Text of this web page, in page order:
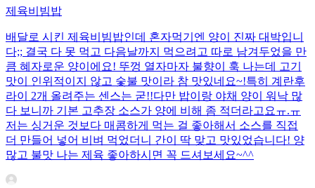
제육비빔밥
배달로 시킨 제육비빔밥인데 혼자먹기엔 양이 진짜 대박입니
다;; 결국 다 못 먹고 다음날까지 먹으려고 따로 남겨두었을 만
큼 혜자로운 양이에요! 뚜껑 열자마자 불향이 훅 나는데 고기
맛이 인위적이지 않고 숯불 맛이라 참 맛있네요~!특히 계란후
라이 2개 올려주는 센스는 굳!! ​다만 밥이랑 야채 양이 워낙 많
다 보니까 기본 고추장 소스가 양에 비해 좀 적더라고요ㅠ.ㅠ
저는 싱거운 것보다 매콤하게 먹는 걸 좋아해서 소스를 직접
더 만들어 넣어 비벼 먹었더니 간이 딱 맞고 맛있었습니다! 양
많고 불맛 나는 제육 좋아하시면 꼭 드셔보세요~^^